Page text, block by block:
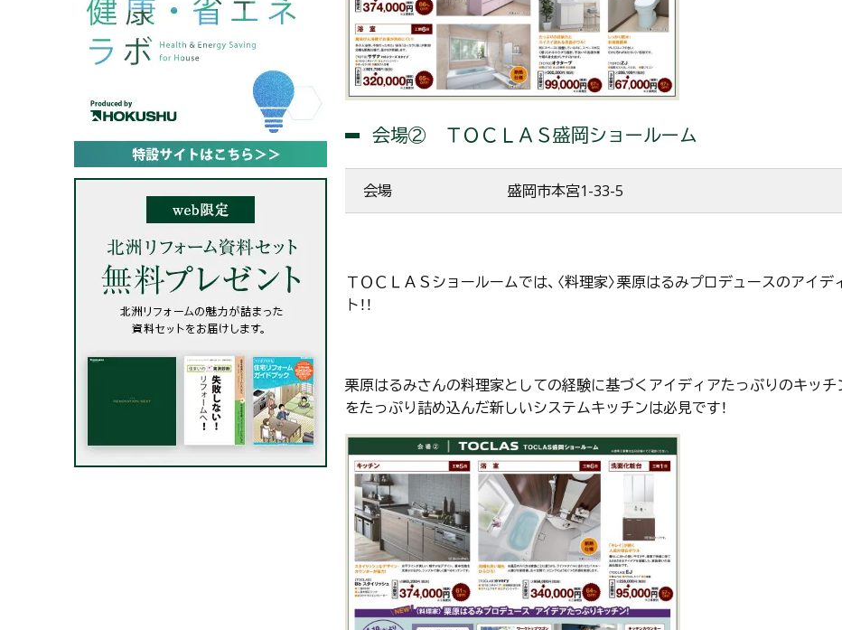
会場② ＴＯＣＬＡＳ盛岡ショールーム
会場 盛岡市本宮1-33-5
ＴＯＣＬＡＳショールームでは、〈料理家〉栗原はるみプロデュースのアイ
ト！！
栗原はるみさんの料理家としての経験に基づくアイディアたっぷりのキッチ
をたっぷり詰め込んだ新しいシステムキッチンは必見です！